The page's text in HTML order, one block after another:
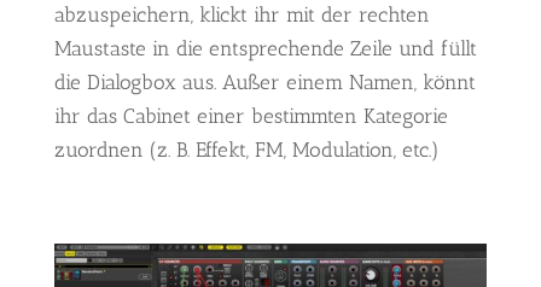
abzuspeichern, klickt ihr mit der rechten
Maustaste in die entsprechende Zeile und füllt
die Dialogbox aus. Außer einem Namen, könnt
ihr das Cabinet einer bestimmten Kategorie
zuordnen (z. B. Effekt, FM, Modulation, etc.)